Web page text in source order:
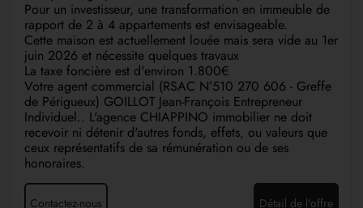
Pour un investisseur, une transformation en immeuble de
rapport de 2 à 4 appartements est envisageable.
Cette maison est actuellement louée mais sera vide au 1er
juin 2026 et nécessite quelques travaux
La taxe foncière est d'environ 1.800€
Votre agent commercial (RSAC N°510 270 606 - Greffe
de Périgueux) GOILLOT Jean-François Entrepreneur
Individuel.. L'agence CHIAPPINO immobilier ne doit
recevoir ni détenir d'autres fonds, effets, ou valeurs que
ceux représentatifs de sa rémunération ou de ses
honoraires.
Contactez-nous Détail de l'offre